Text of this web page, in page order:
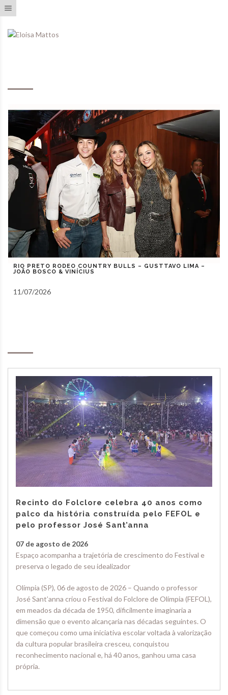
RIO PRETO COUNTRY BULLS – ZEZÉ DI CAMARGO,
GUSTAVO MIOTO E NATANZINHO LIMA
10/07/2026
Recinto do Folclore celebra 40 anos como
palco da história construída pelo FEFOL e
pelo professor José Sant’anna
07 de agosto de 2026
Espaço acompanha a trajetória de crescimento do Festival e
preserva o legado de seu idealizador
Olímpia (SP), 06 de agosto de 2026 – Quando o professor
José Sant’anna criou o Festival do Folclore de Olímpia (FEFOL),
em meados da década de 1950, dificilmente imaginaria a
dimensão que o evento alcançaria nas décadas seguintes. O
que começou como uma iniciativa escolar voltada à valorização
da cultura popular brasileira cresceu, conquistou
reconhecimento nacional e, há 40 anos, ganhou uma casa
própria.